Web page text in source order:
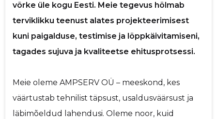
võrke üle kogu Eesti. Meie tegevus hõlmab
terviklikku teenust alates projekteerimisest
kuni paigalduse, testimise ja lõppkäivitamiseni,
tagades sujuva ja kvaliteetse ehitusprotsessi.
Meie oleme AMPSERV OÜ – meeskond, kes
väärtustab tehnilist täpsust, usaldusväärsust ja
läbimõeldud lahendusi. Oleme noor, kuid
Saaja e-mail
Sinu nimi